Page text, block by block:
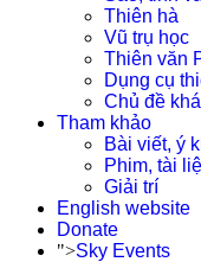
Thiên hà
Vũ trụ học
Thiên văn
Dụng cụ
Chủ đề
Tham khảo
Bài viết, ý
Phim, tài
Giải trí
English website
Donate
">Sky Events